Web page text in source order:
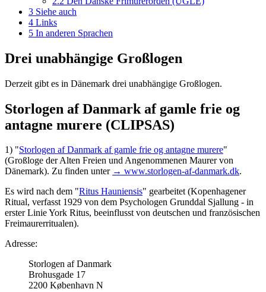
3 Siehe auch
4 Links
5 In anderen Sprachen
Drei unabhängige Großlogen
Derzeit gibt es in Dänemark drei unabhängige Großlogen.
Storlogen af Danmark af gamle frie og
antagne murere (CLIPSAS)
1) "Storlogen af Danmark af gamle frie og antagne murere"
(Großloge der Alten Freien und Angenommenen Maurer von
Dänemark). Zu finden unter → www.storlogen-af-danmark.dk.
Es wird nach dem "Ritus Hauniensis" gearbeitet (Kopenhagener
Ritual, verfasst 1929 von dem Psychologen Grunddal Sjallung - in
erster Linie York Ritus, beeinflusst von deutschen und französischen
Freimaurerritualen).
Adresse:
Storlogen af Danmark
Brohusgade 17
2200 København N